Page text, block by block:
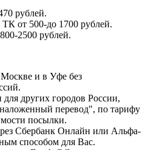
рублей.
от 500-до 1700 рублей.
2500 рублей.
и в Уфе без
других городов России,
перевод", по тарифу
посылки.
Сбербанк Онлайн или Альфа-
способом для Вас.